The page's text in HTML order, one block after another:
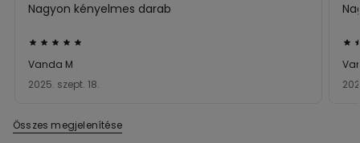
Értékelés:
5/5
2025. szept. 18.
Vanda M
Nagyon kényelmes darab
5/5
Összes megjelenítése